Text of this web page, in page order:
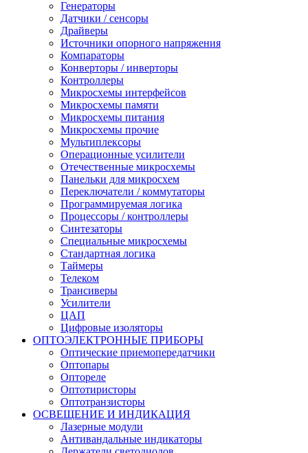
Генераторы
Датчики / сенсоры
Драйверы
Источники опорного напряжения
Компараторы
Конверторы / инверторы
Контроллеры
Микросхемы интерфейсов
Микросхемы памяти
Микросхемы питания
Микросхемы прочие
Мультиплексоры
Операционные усилители
Отечественные микросхемы
Панельки для микросхем
Переключатели / коммутаторы
Программируемая логика
Процессоры / контроллеры
Синтезаторы
Специальные микросхемы
Стандартная логика
Таймеры
Телеком
Трансиверы
Усилители
ЦАП
Цифровые изоляторы
ОПТОЭЛЕКТРОННЫЕ ПРИБОРЫ
Оптические приемопередатчики
Оптопары
Оптореле
Оптотиристоры
Оптотранзисторы
ОСВЕЩЕНИЕ И ИНДИКАЦИЯ
Лазерные модули
Антивандальные индикаторы